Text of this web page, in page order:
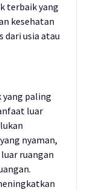
terbaik yang
kesehatan
dari usia atau
yang paling
luar
nyaman,
ruangan